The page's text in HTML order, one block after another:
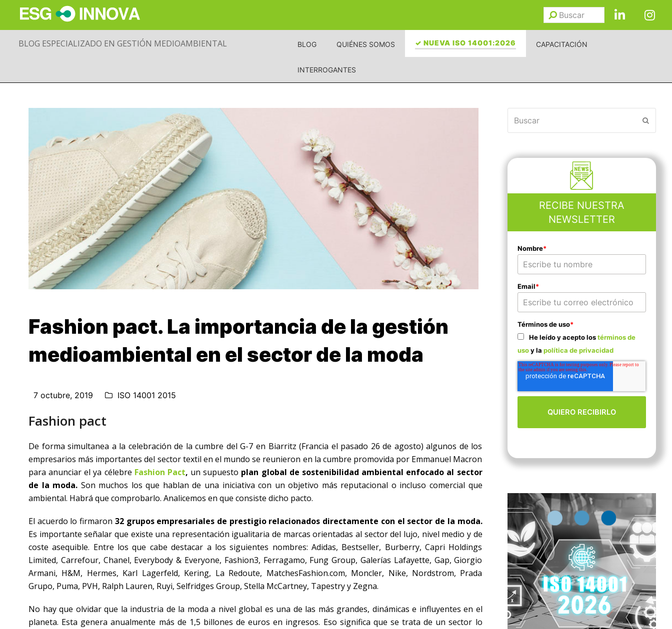
Buscar
BLOG ESPECIALIZADO EN GESTIÓN MEDIOAMBIENTAL BLOG QUIÉNES SOMOS ✓ NUEVA ISO 14001:2026 CAPACITACIÓN
INTERROGANTES
Fashion pact. La importancia de la gestión
medioambiental en el sector de la moda
7 octubre, 2019 ISO 14001 2015
Fashion pact
De forma simultanea a la celebración de la cumbre del G-7 en Biarritz (Francia el pasado 26 de agosto) algunos de los
empresarios más importantes del sector textil en el mundo se reunieron en la cumbre promovida por Emmanuel Macron
para anunciar el ya célebre Fashion Pact, un supuesto plan global de sostenibilidad ambiental enfocado al sector
de la moda. Son muchos los que hablan de una iniciativa con un objetivo más reputacional o incluso comercial que
ambiental. Habrá que comprobarlo. Analicemos en que consiste dicho pacto.
El acuerdo lo firmaron 32 grupos empresariales de prestigio relacionados directamente con el sector de la moda.
Es importante señalar que existe una representación igualitaria de marcas orientadas al sector del lujo, nivel medio y de
coste asequible. Entre los que cabe destacar a los siguientes nombres: Adidas, Bestseller, Burberry, Capri Holdings
Limited, Carrefour, Chanel, Everybody & Everyone, Fashion3, Ferragamo, Fung Group, Galerías Lafayette, Gap, Giorgio
Armani, H&M, Hermes, Karl Lagerfeld, Kering, La Redoute, MatchesFashion.com, Moncler, Nike, Nordstrom, Prada
Grupo, Puma, PVH, Ralph Lauren, Ruyi, Selfridges Group, Stella McCartney, Tapestry y Zegna.
No hay que olvidar que la industria de la moda a nivel global es una de las más grandes, dinámicas e influyentes en el
planeta. Esta genera anualmente más de 1,5 billones de euros en ingresos. Eso significa que se trata de un sector lo
RECIBE NUESTRA
NEWSLETTER
Nombre*
Email*
Términos de uso*
He leído y acepto lostérminos de
usoy la política de privacidad